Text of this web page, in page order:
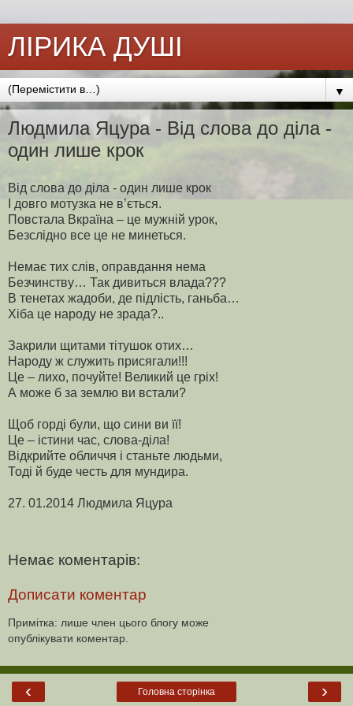
ЛІРИКА ДУШІ
▼
Людмила Яцура - Від слова до діла -
один лише крок
Від слова до діла - один лише крок
І довго мотузка не в’ється.
Повстала Вкраїна – це мужній урок,
Безслідно все це не минеться.
Немає тих слів, оправдання нема
Безчинству… Так дивиться влада???
В тенетах жадоби, де підлість, ганьба…
Хіба це народу не зрада?..
Закрили щитами тітушок отих…
Народу ж служить присягали!!!
Це – лихо, почуйте! Великий це гріх!
А може б за землю ви встали?
Щоб горді були, що сини ви її!
Це – істини час, слова-діла!
Відкрийте обличчя і станьте людьми,
Тоді й буде честь для мундира.
27. 01.2014 Людмила Яцура
Немає коментарів:
Дописати коментар
Примітка: лише член цього блогу може
опублікувати коментар.
‹ ›
Головна сторінка